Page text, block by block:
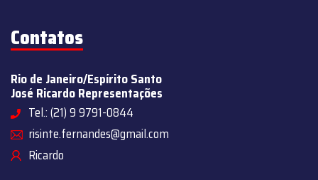
Contatos
Rio de Janeiro/Espírito Santo
José Ricardo Representações
Tel.: (21) 9 9791-0844
risinte.fernandes@gmail.com
Ricardo